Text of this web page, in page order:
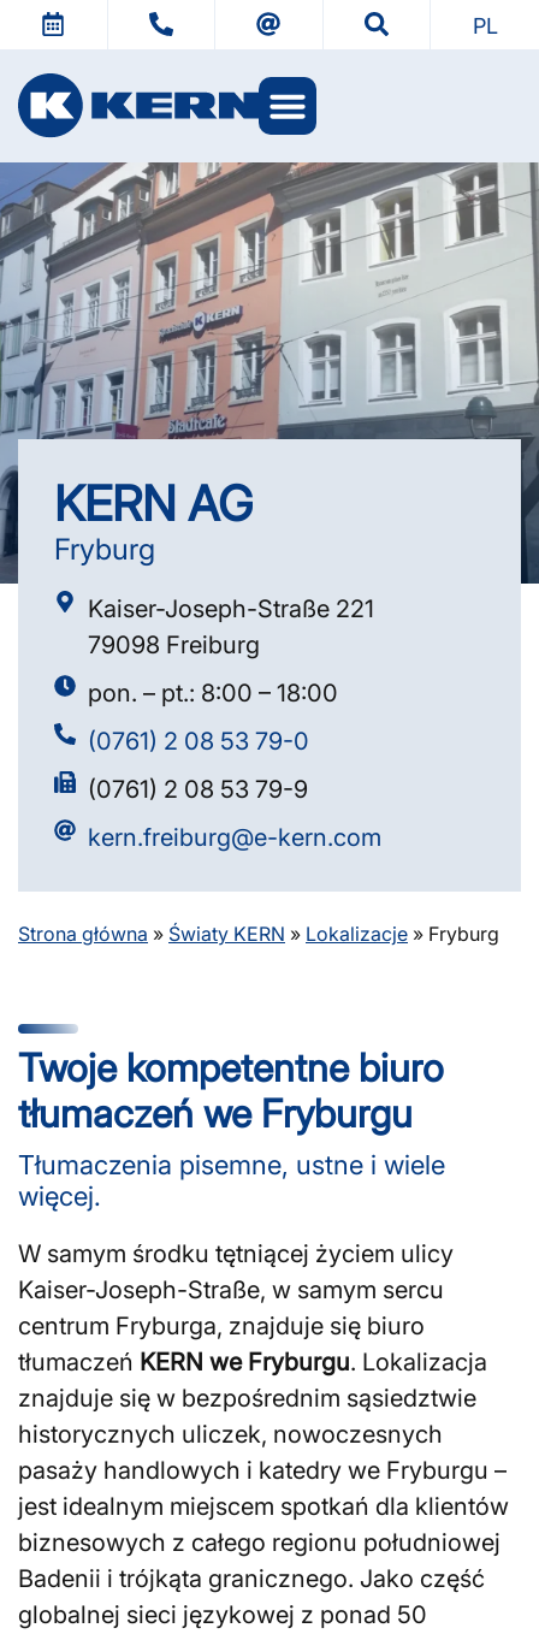
PL
KERN AG
Fryburg
Kaiser-Joseph-Straße 221
79098 Freiburg
pon. – pt.: 8:00 – 18:00
(0761) 2 08 53 79-0
(0761) 2 08 53 79-9
kern.freiburg@e-kern.com
Strona główna » Światy KERN » Lokalizacje » Fryburg
Twoje kompetentne biuro
tłumaczeń we Fryburgu
Tłumaczenia pisemne, ustne i wiele
więcej.
W samym środku tętniącej życiem ulicy
Kaiser-Joseph-Straße, w samym sercu
centrum Fryburga, znajduje się biuro
tłumaczeń KERN we Fryburgu. Lokalizacja
znajduje się w bezpośrednim sąsiedztwie
historycznych uliczek, nowoczesnych
pasaży handlowych i katedry we Fryburgu –
jest idealnym miejscem spotkań dla klientów
biznesowych z całego regionu południowej
Badenii i trójkąta granicznego. Jako część
globalnej sieci językowej z ponad 50